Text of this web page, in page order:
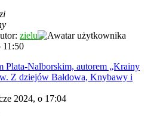
zielu
11:50
Plata-Nalborskim, autorem „Krainy
Z dziejów Bałdowa, Knybawy i
2024, o 17:04